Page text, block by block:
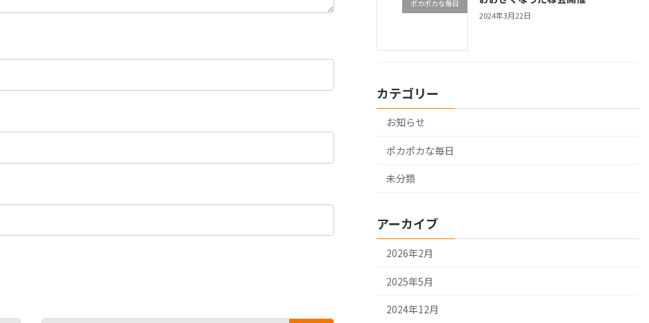
ポカポカな毎日
2024年3月22日
カテゴリー
お知らせ
ポカポカな毎日
未分類
アーカイブ
2026年2月
2025年5月
2024年12月